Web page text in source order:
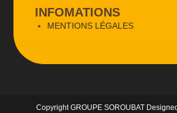
INFOMATIONS
MENTIONS LÉGALES
CopyrightGROUPE SOROUBAT